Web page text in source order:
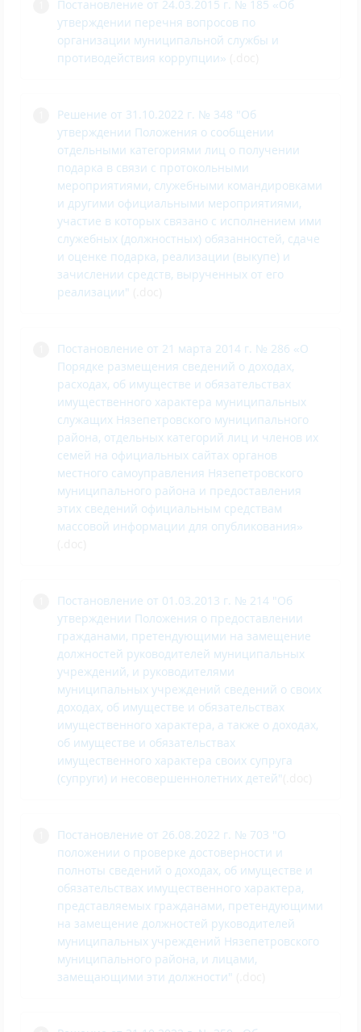
Постановление от 24.03.2015 г. № 185 «Об
утверждении перечня вопросов по
организации муниципальной службы и
противодействия коррупции»
Решение от 31.10.2022 г. № 348 "Об
утверждении Положения о сообщении
отдельными категориями лиц о получении
подарка в связи с протокольными
мероприятиями, служебными командировками
и другими официальными мероприятиями,
участие в которых связано с исполнением ими
служебных (должностных) обязанностей, сдаче
и оценке подарка, реализации (выкупе) и
зачислении средств, вырученных от его
реализации"
Постановление от 21 марта 2014 г. № 286 «О
Порядке размещения сведений о доходах,
расходах, об имуществе и обязательствах
имущественного характера муниципальных
служащих Нязепетровского муниципального
района, отдельных категорий лиц и членов их
семей на официальных сайтах органов
местного самоуправления Нязепетровского
муниципального района и предоставления
этих сведений официальным средствам
массовой информации для опубликования»
Постановление от 01.03.2013 г. № 214 "Об
утверждении Положения о предоставлении
гражданами, претендующими на замещение
должностей руководителей муниципальных
учреждений, и руководителями
муниципальных учреждений сведений о своих
доходах, об имуществе и обязательствах
имущественного характера, а также о доходах,
об имуществе и обязательствах
имущественного характера своих супруга
(супруги) и несовершеннолетних детей"
Постановление от 26.08.2022 г. № 703 "О
положении о проверке достоверности и
полноты сведений о доходах, об имуществе и
обязательствах имущественного характера,
представляемых гражданами, претендующими
на замещение должностей руководителей
муниципальных учреждений Нязепетровского
муниципального района, и лицами,
замещающими эти должности"